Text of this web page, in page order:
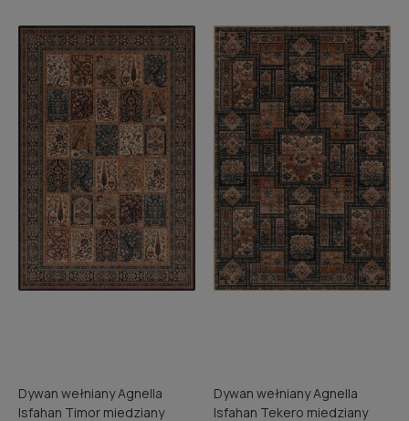
Dywan wełniany Agnella
Isfahan Timor miedziany
Dywan wełniany Agnella
Isfahan Tekero miedziany